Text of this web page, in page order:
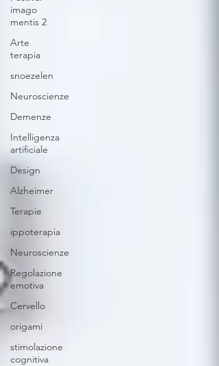
imago
mentis 2
Arte
terapia
snoezelen
Neuroscienze
Demenze
Intelligenza
artificiale
Design
Alzheimer
Terapie
ippoterapia
Neuroscienze
Regolazione
emotiva
Cervello
origami
stimolazione
cognitiva